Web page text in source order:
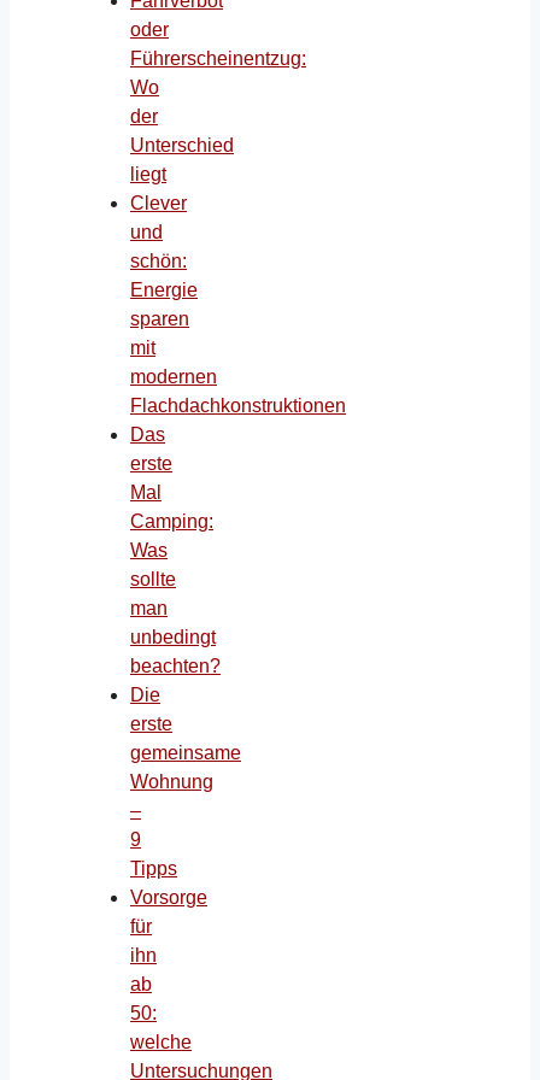
oder
Führerscheinentzug:
Wo
der
Unterschied
liegt
Clever
und
schön:
Energie
sparen
mit
modernen
Flachdachkonstruktionen
Das
erste
Mal
Camping:
Was
sollte
man
unbedingt
beachten?
Die
erste
gemeinsame
Wohnung
–
9
Tipps
Vorsorge
für
ihn
ab
50:
welche
Untersuchungen